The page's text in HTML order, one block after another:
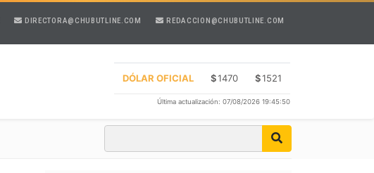
DIRECTORA@CHUBUTLINE.COM REDACCION@CHUBUTLINE.COM
DÓLAR OFICIAL $1470 $1521
Última actualización: 07/08/2026 19:45:50